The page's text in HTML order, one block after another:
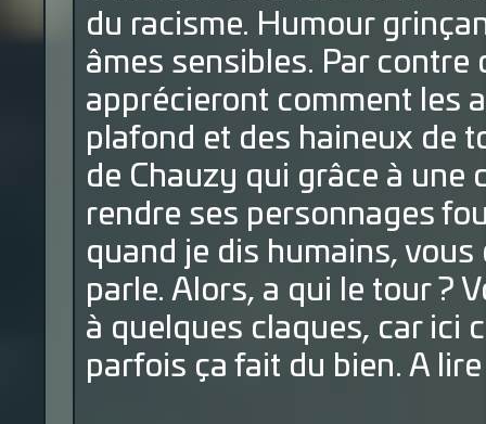
du racisme. Humour
âmes sensibles. Par
apprécieront comment les
plafond et des haineux de
de Chauzy qui grâce à
rendre ses personnages
quand je dis humains,
parle. Alors, a qui le tour ?
à quelques claques, car ici
parfois ça fait du bien. A